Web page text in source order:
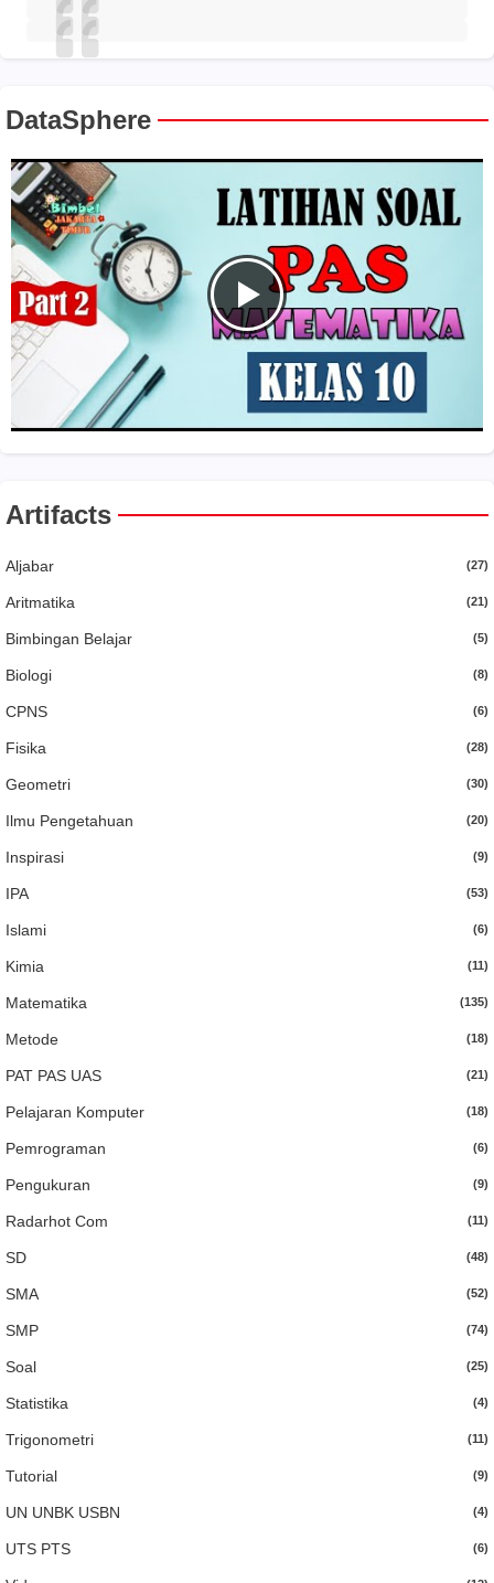
DataSphere
Artifacts
Aljabar (27)
Aritmatika (21)
Bimbingan Belajar (5)
Biologi (8)
CPNS (6)
Fisika (28)
Geometri (30)
Ilmu Pengetahuan (20)
Inspirasi (9)
IPA (53)
Islami (6)
Kimia (11)
Matematika (135)
Metode (18)
PAT PAS UAS (21)
Pelajaran Komputer (18)
Pemrograman (6)
Pengukuran (9)
Radarhot Com (11)
SD (48)
SMA (52)
SMP (74)
Soal (25)
Statistika (4)
Trigonometri (11)
Tutorial (9)
UN UNBK USBN (4)
UTS PTS (6)